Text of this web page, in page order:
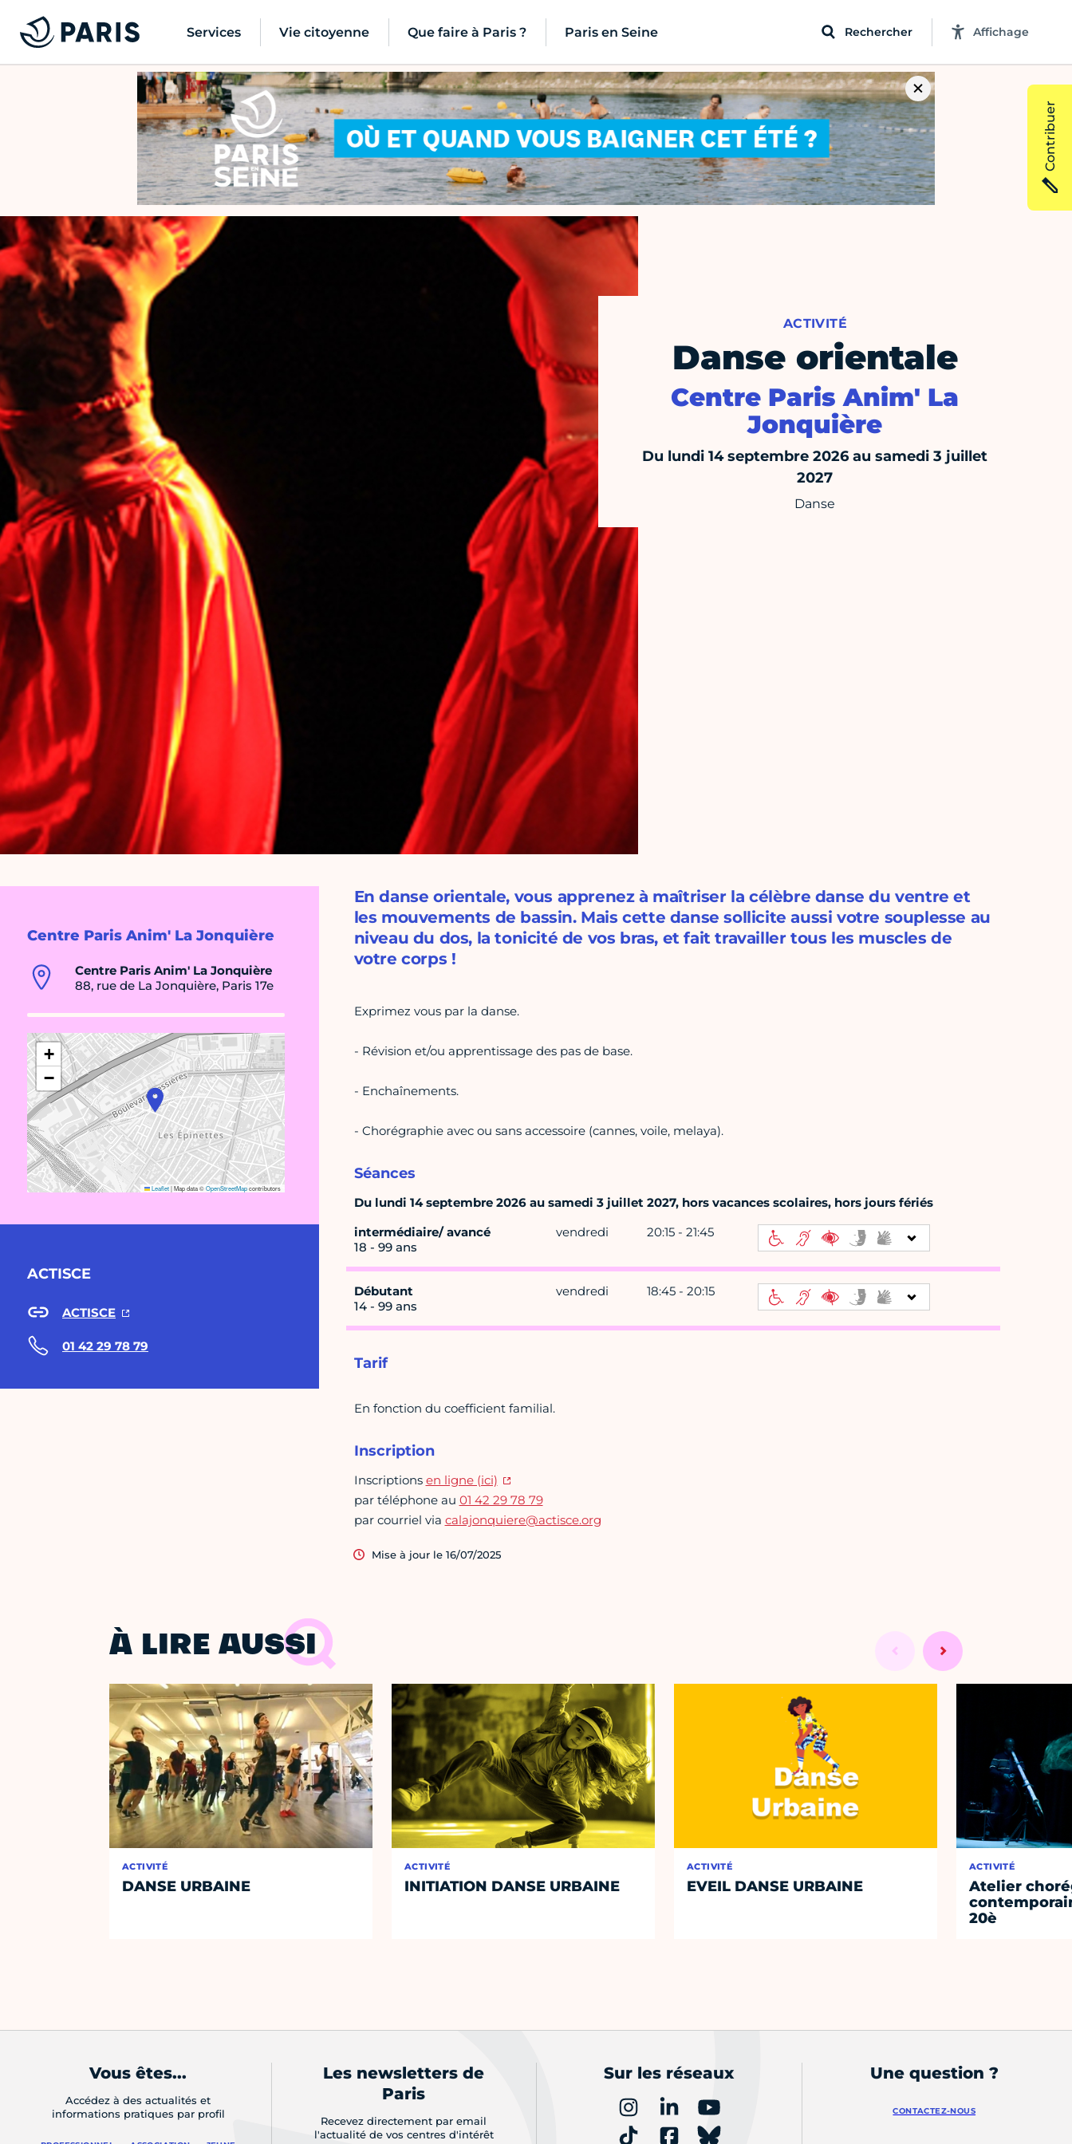
Services Vie citoyenne Que faire à Paris ? Paris en Seine Rechercher Affichage
ACTIVITÉ
Danse orientale
Centre Paris Anim' La
Jonquière
Du lundi 14 septembre 2026 au samedi 3 juillet
2027
Danse
Centre Paris Anim' La Jonquière
Centre Paris Anim' La Jonquière
88, rue de La Jonquière, Paris 17e
+
−
Leaflet|Map data ©OpenStreetMapcontributors
ACTISCE
ACTISCE
01 42 29 78 79
En danse orientale, vous apprenez à maîtriser la célèbre danse du ventre et
les mouvements de bassin. Mais cette danse sollicite aussi votre souplesse au
niveau du dos, la tonicité de vos bras, et fait travailler tous les muscles de
votre corps !
Exprimez vous par la danse.
- Révision et/ou apprentissage des pas de base.
- Enchaînements.
- Chorégraphie avec ou sans accessoire (cannes, voile, melaya).
Séances
Du lundi 14 septembre 2026 au samedi 3 juillet 2027, hors vacances scolaires, hors jours fériés
intermédiaire/ avancé
18 - 99 ans
vendredi 20:15 - 21:45
Débutant
14 - 99 ans
vendredi 18:45 - 20:15
Tarif
En fonction du coefficient familial.
Inscription
Inscriptions en ligne (ici)
par téléphone au 01 42 29 78 79
par courriel via calajonquiere@actisce.org
Mise à jour le 16/07/2025
À LIRE AUSSI
ACTIVITÉ
DANSE URBAINE
ACTIVITÉ
INITIATION DANSE URBAINE
ACTIVITÉ
EVEIL DANSE URBAINE
ACTIVITÉ
Atelier
20è
Contribuer
Vous êtes...
Accédez à des actualités et
informations pratiques par profil
Les newsletters de
Paris
Recevez directement par email
l'actualité de vos centres d'intérêt
Sur les réseaux Une question ?
CONTACTEZ-NOUS